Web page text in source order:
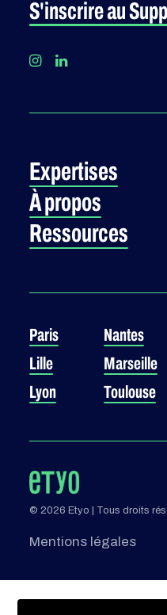
S'inscrire au
Expertises
À propos
Ressources
Paris
Lille
Lyon
Nantes
Marseille
Toulouse
© 2026 Etyo | Tous droits
Mentions légales